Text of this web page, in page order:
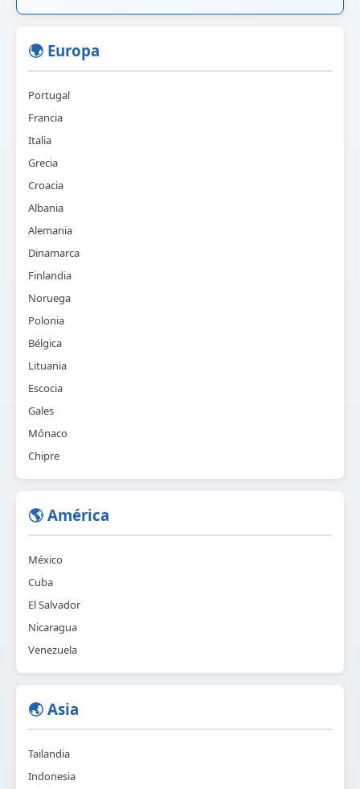
🌍 Europa
Portugal
Francia
Italia
Grecia
Croacia
Albania
Alemania
Dinamarca
Finlandia
Noruega
Polonia
Bélgica
Lituania
Escocia
Gales
Mónaco
Chipre
🌎 América
México
Cuba
El Salvador
Nicaragua
Venezuela
🌏 Asia
Tailandia
Indonesia